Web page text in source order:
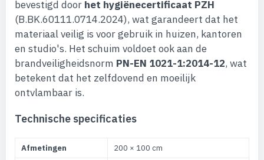
bevestigd door het hygiënecertificaat PZH
(B.BK.60111.0714.2024), wat garandeert dat het
materiaal veilig is voor gebruik in huizen, kantoren
en studio's. Het schuim voldoet ook aan de
brandveiligheidsnorm PN-EN 1021-1:2014-12, wat
betekent dat het zelfdovend en moeilijk
ontvlambaar is.
Technische specificaties
Afmetingen 200 × 100 cm